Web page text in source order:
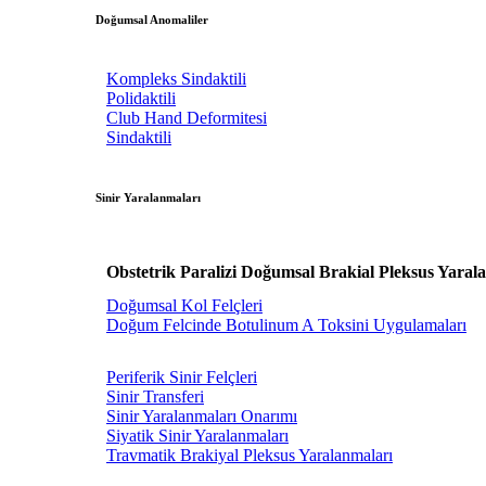
Doğumsal Anomaliler
Kompleks Sindaktili
Polidaktili
Club Hand Deformitesi
Sindaktili
Sinir Yaralanmaları
Obstetrik Paralizi Doğumsal Brakial Pleksus
Doğumsal Kol Felçleri
Doğum Felcinde Botulinum A Toksini Uygulamaları
Periferik Sinir Felçleri
Sinir Transferi
Sinir Yaralanmaları Onarımı
Siyatik Sinir Yaralanmaları
Travmatik Brakiyal Pleksus Yaralanmaları